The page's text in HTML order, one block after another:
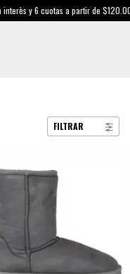
a partir de $120.000 Envío
FILTRAR